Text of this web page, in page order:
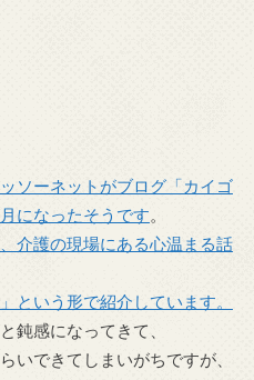
ソーネットがブログ「カイゴ
になったそうです。
介護の現場にある心温まる話
という形で紹介しています。
鈍感になってきて、
いできてしまいがちですが、